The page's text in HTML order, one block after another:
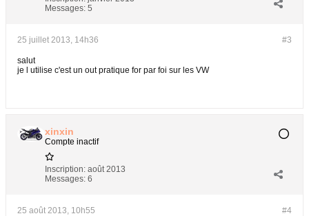
Messages: 5
#3
25 juillet 2013, 14h36
salut
je l utilise c'est un out pratique for par foi sur les VW
xinxin
Compte inactif
Inscription: août 2013
Messages: 6
#4
25 août 2013, 10h55